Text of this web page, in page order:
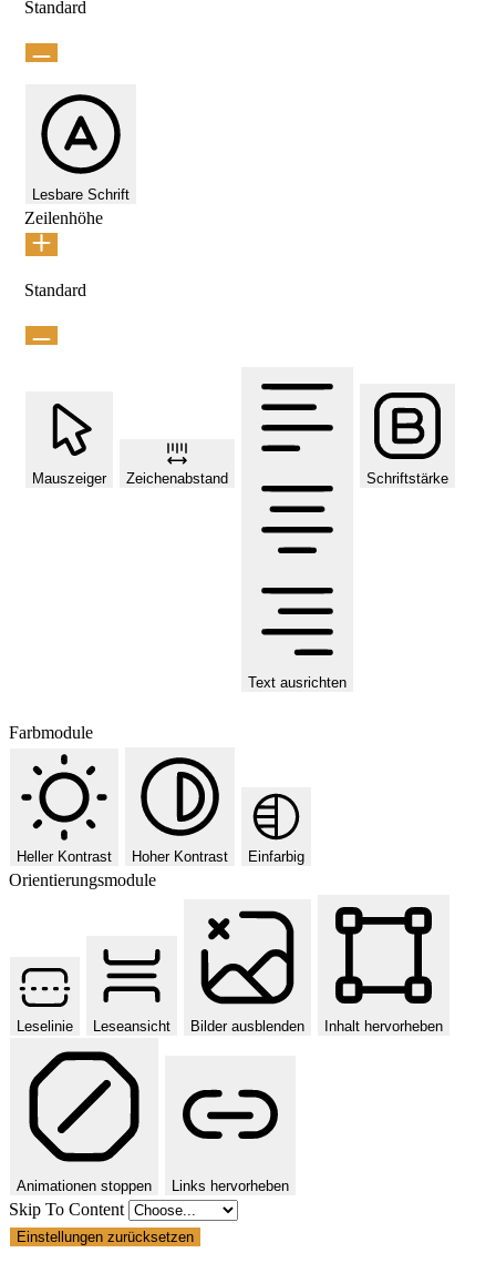
Standard
Lesbare Schrift
Zeilenhöhe
Standard
Mauszeiger Zeichenabstand
Text ausrichten
Schriftstärke
Farbmodule
Heller Kontrast Hoher Kontrast Einfarbig
Orientierungsmodule
Leselinie Leseansicht Bilder ausblenden Inhalt hervorheben
Animationen stoppen Links hervorheben
Skip To Content
Einstellungen zurücksetzen